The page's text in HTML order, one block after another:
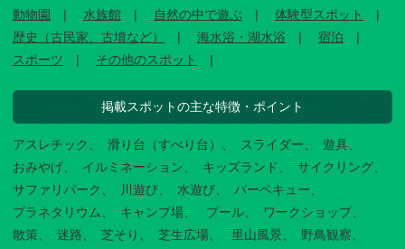
動物園
水族館 自然の中で遊ぶ
体験型スポット
歴史（古民家、古墳など）
海水浴・湖水浴
宿泊
スポーツ
その他のスポット
掲載スポットの主な特徴・ポイント
アスレチック 滑り台（すべり台） スライダー
遊具
おみやげ
イルミネーション キッズランド
サイクリング
サファリパーク
川遊び 水遊び
バーベキュー
プラネタリウム
キャンプ場 プール
ワークショップ
散策
迷路 芝そり 芝生広場 里山風景
野鳥観察